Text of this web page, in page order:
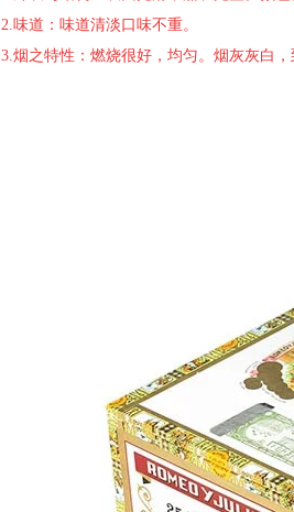
2.味道：味道清淡口味不重。
3.烟之特性：燃烧很好，均匀。烟灰灰白